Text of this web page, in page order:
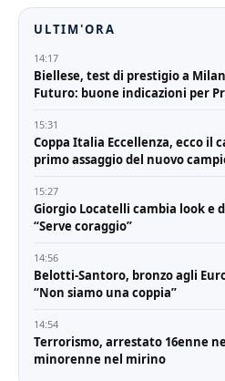
ULTIM'ORA
14:17
Biellese, test di prestigio a
Futuro: buone indicazioni per
15:31
Coppa Italia Eccellenza, ecco il
primo assaggio del nuovo
15:27
Giorgio Locatelli cambia look e
“Serve coraggio”
14:56
Belotti-Santoro, bronzo agli
“Non siamo una coppia”
14:54
Terrorismo, arrestato 16enne
minorenne nel mirino